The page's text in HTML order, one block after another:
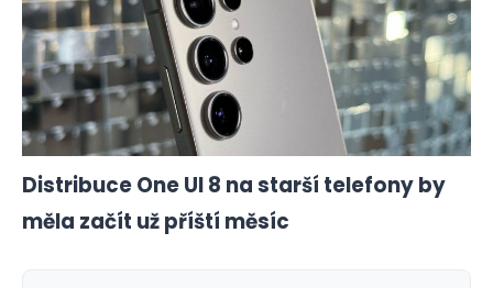
Distribuce One UI 8 na starší telefony by
měla začít už příští měsíc